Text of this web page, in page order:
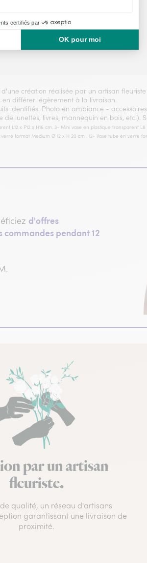
la collection
création réalisée par un artisan
différer légèrement à la livraison.
identifiés. Photo en ambiance -
lunettes, livres, mannequin en bois, etc.).
L12 x P12 x H16 cm. 3- Mini vase en plastique transparent
format Medium Ø 12 x H 20 cm . 12- Vase tube en verre
d'offres
commandes pendant 12
par un artisan
fleuriste.
qualité, un réseau d'artisans
garantissant une livraison de
proximité.